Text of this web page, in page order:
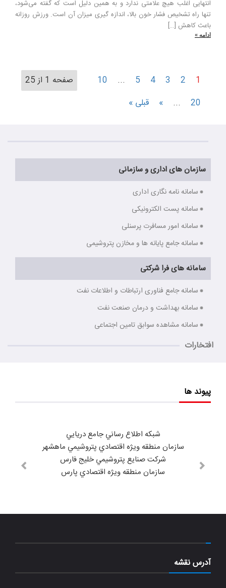
انتهایی اغلب هیچ علامتی ندارد و به همین دلیل است که گفته می‌شود،
تنها راه تشخیص فشار خون بالا، اندازه گیری میزان آن است. ورزش روزانه
باعث کاهش […]
ادامه »
صفحه 1 از 25 1
2
3
4
5
...
10
20
...
» قبلی »
سازمان های اداری و سازمانی
سامانه نامه نگاری اداری
سامانه پست الکترونیکی
سامانه امور مسافرت پرسنلی
سامانه جامع پایانه ها و مخازن پتروشیمی
سامانه های فرا شرکتی
سامانه جامع فناوری ارتباطات و اطلاعات نفت
سامانه بهداشت و درمان صنعت نفت
سامانه مشاهده سوابق تامین اجتماعی
افتخارات
پیوند ها
شبكه اطلاع رساني جامع دريايي
سازمان منطقه ويژه اقتصادي پتروشيمي ماهشهر
شركت صنايع پتروشيمي خليج فارس
سازمان منطقه ويژه اقتصادي پارس
آدرس نقشه